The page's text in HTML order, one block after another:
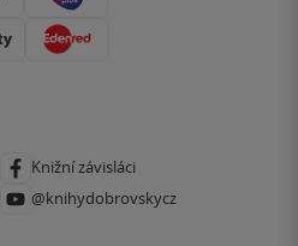
Knižní závisláci
@knihydobrovskycz